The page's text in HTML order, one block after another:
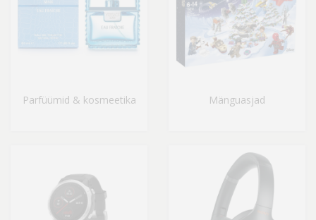
Parfüümid & kosmeetika Mänguasjad